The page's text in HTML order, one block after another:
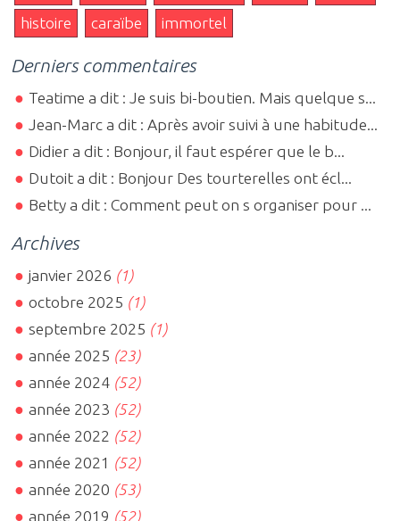
histoire
caraïbe immortel
Derniers commentaires
Teatime a dit : Je suis bi-boutien. Mais quelque s...
Jean-Marc a dit : Après avoir suivi à une habitude...
Didier a dit : Bonjour, il faut espérer que le b...
Dutoit a dit : Bonjour Des tourterelles ont écl...
Betty a dit : Comment peut on s organiser pour ...
Archives
janvier 2026 (1)
octobre 2025 (1)
septembre 2025 (1)
année 2025 (23)
année 2024 (52)
année 2023 (52)
année 2022 (52)
année 2021 (52)
année 2020 (53)
année 2019 (52)